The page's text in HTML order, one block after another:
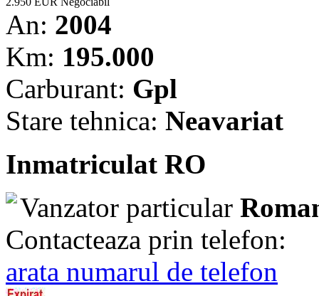
An: 2004
Km: 195.000
Carburant: Gpl
Stare tehnica: Neavariat
Inmatriculat RO
Vanzator particular
Contacteaza prin telefon:
arata numarul de telefon